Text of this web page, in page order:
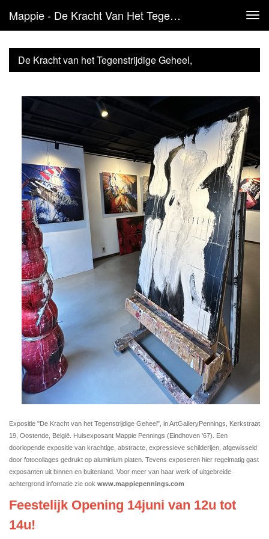
Mappie - De Kracht Van Het Tegenstrijdige Geheel, ArtGalleryPennings
De Kracht van het Tegenstrijdige Geheel,
Expositie "De Kracht van het Tegenstrijdige Geheel", in ArtGalleryPennings, Kerkstraat
19, Oostende, België. Huisexposant Mappie Pennings (Eindhoven '67). Een
doorlopende expositie van krachtige, abstracte, expressieve schilderijen, afgewisseld
door fotocollages gedrukt op aluminium platen. Tevens exposeren hier regelmatig gast
exposanten uit binnen en buitenland. Voor meer van haar werk of uitgebreide
achtergrond infornatie zie ook www.mappiepennings.com
Feestelijk Opening 14juni van 12u tot
14u!